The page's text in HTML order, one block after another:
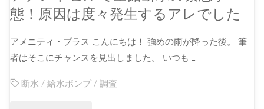
態！原因は度々発生するアレでした
アメニティ・プラス こんにちは！ 強めの雨が降った後。 筆
者はそこにチャンスを見出しました。 いつも …
断水 /給水ポンプ /調査